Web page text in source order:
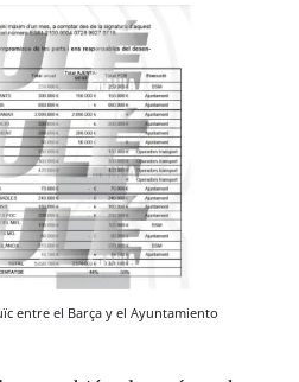
entre el Barça y el Ayuntamiento